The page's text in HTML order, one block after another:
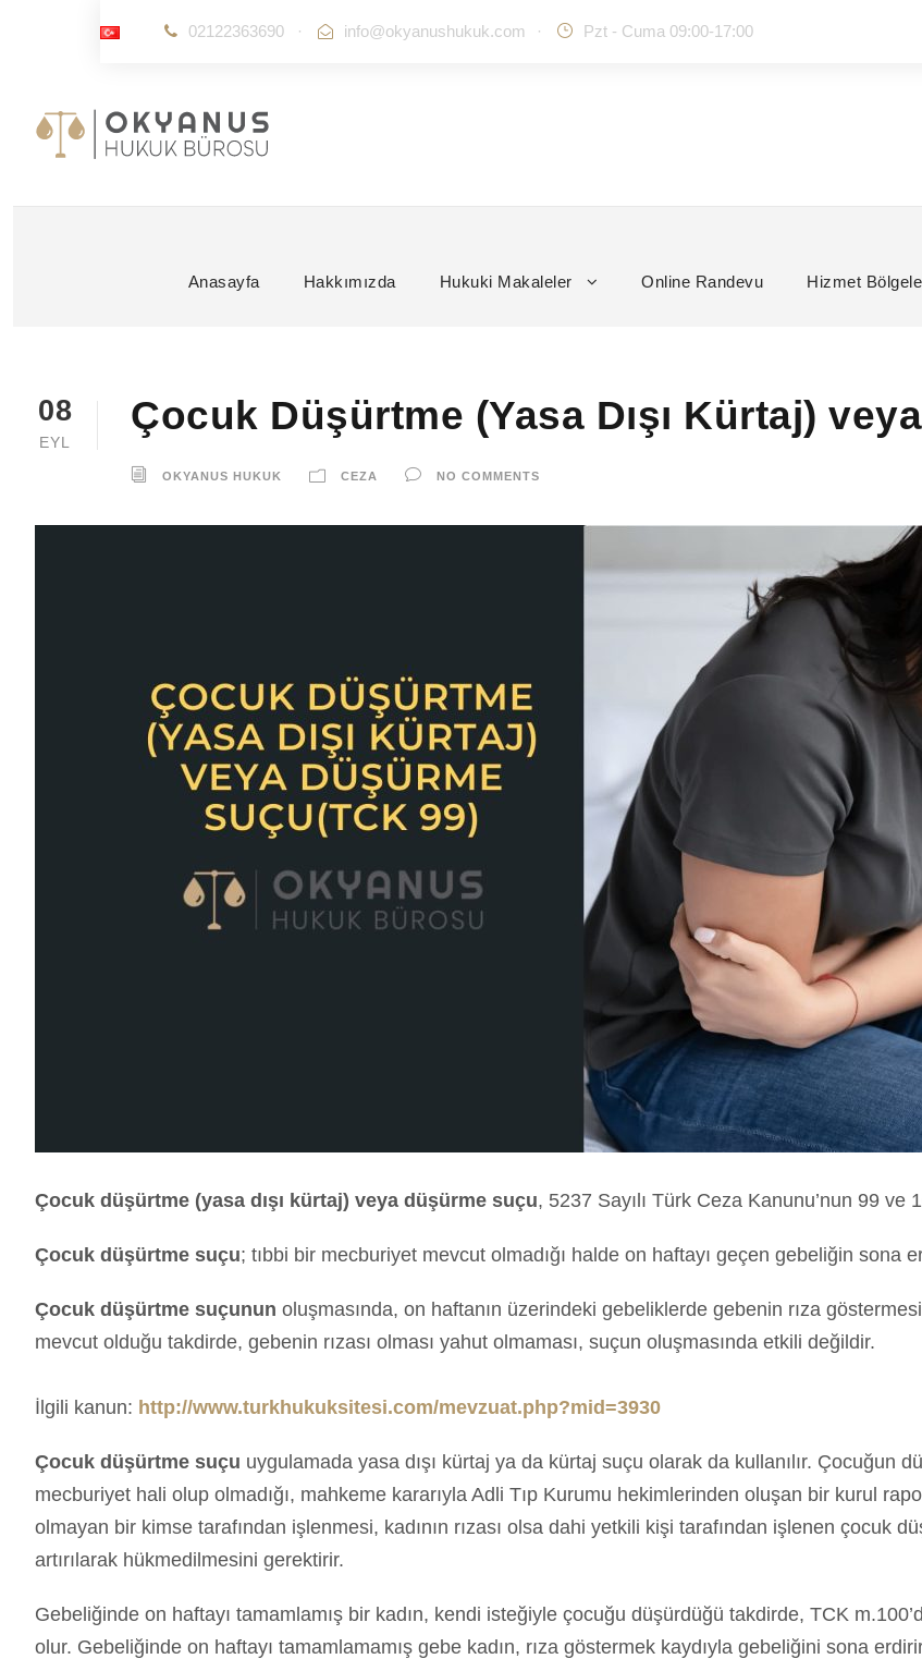
02122363690 · info@okyanushukuk.com · Pzt - Cuma 09:00-17:00
Anasayfa Hakkımızda Hukuki Makaleler Online Randevu Hizmet
08
EYL
Çocuk Düşürtme (Yasa Dışı Kürtaj)
OKYANUS HUKUK CEZA NO COMMENTS
Çocuk düşürtme (yasa dışı kürtaj) veya düşürme suçu, 5237 Sayılı Türk Ceza Kanunu’nun 99
Çocuk düşürtme suçu; tıbbi bir mecburiyet mevcut olmadığı halde on haftayı geçen gebeliğin sona
Çocuk düşürtme suçunun oluşmasında, on haftanın üzerindeki gebeliklerde gebenin rıza
mevcut olduğu takdirde, gebenin rızası olması yahut olmaması, suçun oluşmasında etkili değildir.
İlgili kanun: http://www.turkhukuksitesi.com/mevzuat.php?mid=3930
Çocuk düşürtme suçu uygulamada yasa dışı kürtaj ya da kürtaj suçu olarak da kullanılır. Çocuğun
mecburiyet hali olup olmadığı, mahkeme kararıyla Adli Tıp Kurumu hekimlerinden oluşan bir kurul
olmayan bir kimse tarafından işlenmesi, kadının rızası olsa dahi yetkili kişi tarafından işlenen çocuk
artırılarak hükmedilmesini gerektirir.
Gebeliğinde on haftayı tamamlamış bir kadın, kendi isteğiyle çocuğu düşürdüğü takdirde, TCK
olur. Gebeliğinde on haftayı tamamlamamış gebe kadın, rıza göstermek kaydıyla gebeliğini sona